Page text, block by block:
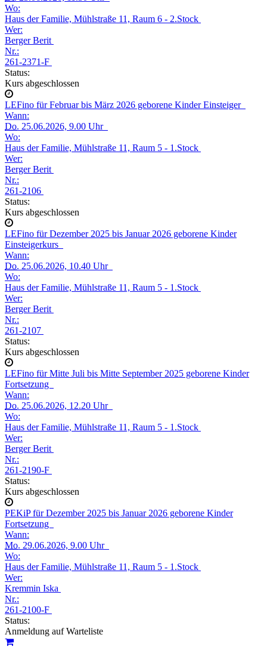
Wo:
Haus der Familie, Mühlstraße 11, Raum 6 - 2.Stock
Wer:
Berger Berit
Nr.:
261-2371-F
Status:
Kurs abgeschlossen
LEFino für Februar bis März 2026 geborene Kinder Einsteiger
Wann:
Do. 25.06.2026, 9.00 Uhr
Wo:
Haus der Familie, Mühlstraße 11, Raum 5 - 1.Stock
Wer:
Berger Berit
Nr.:
261-2106
Status:
Kurs abgeschlossen
LEFino für Dezember 2025 bis Januar 2026 geborene Kinder
Einsteigerkurs
Wann:
Do. 25.06.2026, 10.40 Uhr
Wo:
Haus der Familie, Mühlstraße 11, Raum 5 - 1.Stock
Wer:
Berger Berit
Nr.:
261-2107
Status:
Kurs abgeschlossen
LEFino für Mitte Juli bis Mitte September 2025 geborene Kinder
Fortsetzung
Wann:
Do. 25.06.2026, 12.20 Uhr
Wo:
Haus der Familie, Mühlstraße 11, Raum 5 - 1.Stock
Wer:
Berger Berit
Nr.:
261-2190-F
Status:
Kurs abgeschlossen
PEKiP für Dezember 2025 bis Januar 2026 geborene Kinder
Fortsetzung
Wann:
Mo. 29.06.2026, 9.00 Uhr
Wo:
Haus der Familie, Mühlstraße 11, Raum 5 - 1.Stock
Wer:
Kremmin Iska
Nr.:
261-2100-F
Status:
Anmeldung auf Warteliste